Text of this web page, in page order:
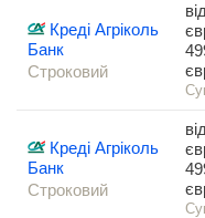
Креді Агріколь
Банк
Строковий
Креді Агріколь
Банк
Строковий